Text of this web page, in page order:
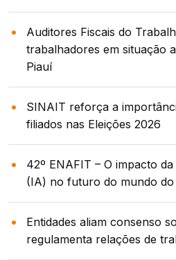
Auditores Fiscais do
trabalhadores em situação
Piauí
SINAIT reforça a
filiados nas Eleições 2026
42º ENAFIT – O impacto
(IA) no futuro do mundo
Entidades aliam consenso
regulamenta relações de